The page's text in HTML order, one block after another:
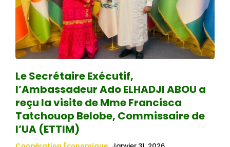
Le Secrétaire Exécutif,
l’Ambassadeur Ado ELHADJI ABOU a
reçu la visite de Mme Francisca
Tatchouop Belobe, Commissaire de
l’UA (ETTIM)